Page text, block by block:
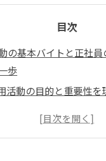
目次
の基本バイトと正社
歩
活動の目的と重要性を
イトと正社員の求人ニー